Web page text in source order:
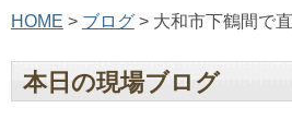
HOME > ブログ> 大和市下鶴間で
本日の現場ブログ